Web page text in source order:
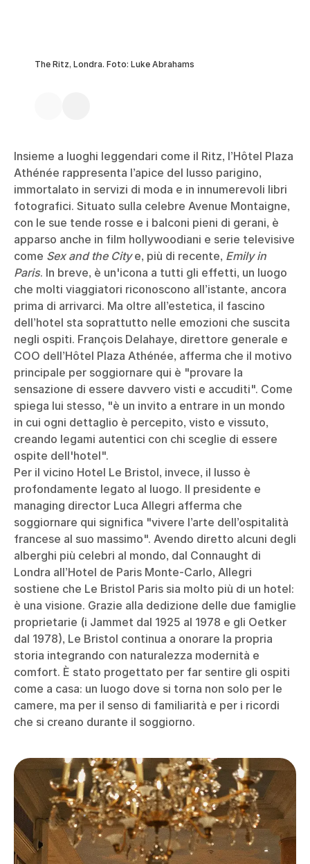
The Ritz, Londra. Foto: Luke Abrahams
Insieme a luoghi leggendari come il Ritz, l’Hôtel Plaza
Athénée rappresenta l’apice del lusso parigino,
immortalato in servizi di moda e in innumerevoli libri
fotografici. Situato sulla celebre Avenue Montaigne,
con le sue tende rosse e i balconi pieni di gerani, è
apparso anche in film hollywoodiani e serie televisive
come Sex and the Citye, più di recente, Emily in
Paris. In breve, è un'icona a tutti gli effetti, un luogo
che molti viaggiatori riconoscono all’istante, ancora
prima di arrivarci. Ma oltre all’estetica, il fascino
dell’hotel sta soprattutto nelle emozioni che suscita
negli ospiti. François Delahaye, direttore generale e
COO dell’Hôtel Plaza Athénée, afferma che il motivo
principale per soggiornare qui è "provare la
sensazione di essere davvero visti e accuditi". Come
spiega lui stesso, "è un invito a entrare in un mondo
in cui ogni dettaglio è percepito, visto e vissuto,
creando legami autentici con chi sceglie di essere
ospite dell'hotel".
Per il vicino Hotel Le Bristol, invece, il lusso è
profondamente legato al luogo. Il presidente e
managing director Luca Allegri afferma che
soggiornare qui significa "vivere l’arte dell’ospitalità
francese al suo massimo". Avendo diretto alcuni degli
alberghi più celebri al mondo, dal Connaught di
Londra all’Hotel de Paris Monte-Carlo, Allegri
sostiene che Le Bristol Paris sia molto più di un hotel:
è una visione. Grazie alla dedizione delle due famiglie
proprietarie (i Jammet dal 1925 al 1978 e gli Oetker
dal 1978), Le Bristol continua a onorare la propria
storia integrando con naturalezza modernità e
comfort. È stato progettato per far sentire gli ospiti
come a casa: un luogo dove si torna non solo per le
camere, ma per il senso di familiarità e per i ricordi
che si creano durante il soggiorno.